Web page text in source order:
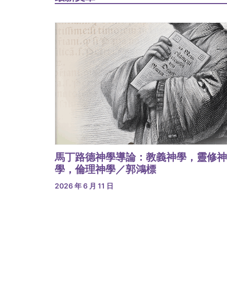
馬丁路德神學導論：教義神學，靈修神
學，倫理神學／郭鴻標
2026 年 6 月 11 日